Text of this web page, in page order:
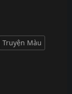
Truyện Màu